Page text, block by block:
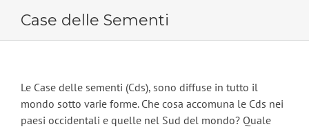
Case delle Sementi
Le Case delle sementi (Cds), sono diffuse in tutto il
mondo sotto varie forme. Che cosa accomuna le Cds nei
paesi occidentali e quelle nel Sud del mondo? Quale